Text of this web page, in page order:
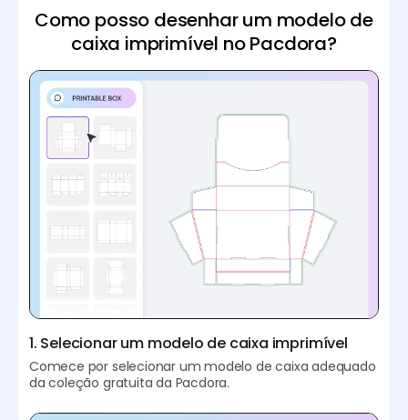
Como posso desenhar um modelo de
caixa imprimível no Pacdora?
1. Selecionar um modelo de caixa imprimível
Comece por selecionar um modelo de caixa adequado
da coleção gratuita da Pacdora.